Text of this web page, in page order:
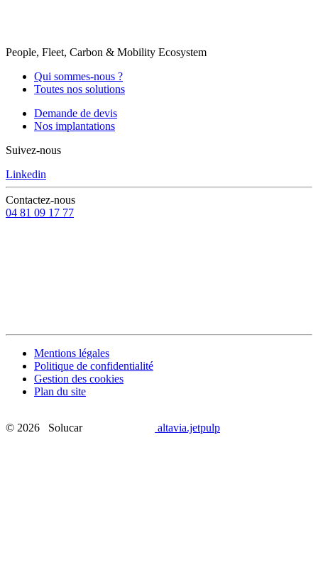
People, Fleet, Carbon & Mobility Ecosystem
Qui sommes-nous ?
Toutes nos solutions
Demande de devis
Nos implantations
Suivez-nous
Linkedin
Contactez-nous
04 81 09 17 77
Mentions légales
Politique de confidentialité
Gestion des cookies
Plan du site
© 2026 Solucar altavia.jetpulp